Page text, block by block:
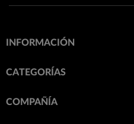
INFORMACIÓN
CATEGORÍAS
COMPAÑÍA